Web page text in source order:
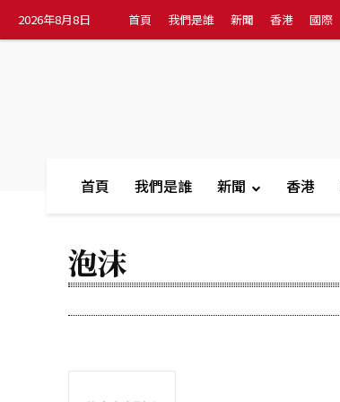
2026年8月8日 首頁 我們是誰 新聞 香港 國際
首頁 我們是誰 新聞 香港
泡沫